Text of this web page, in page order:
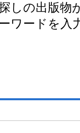
しの出版物
ワードを入